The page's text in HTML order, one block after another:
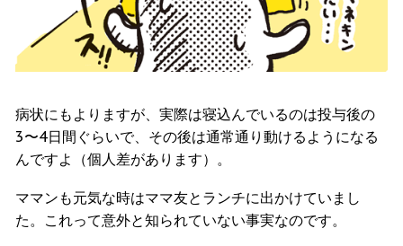
病状にもよりますが、実際は寝込んでいるのは投与後の
3〜4日間ぐらいで、その後は通常通り動けるようになる
んですよ（個人差があります）。
ママンも元気な時はママ友とランチに出かけていまし
た。これって意外と知られていない事実なのです。